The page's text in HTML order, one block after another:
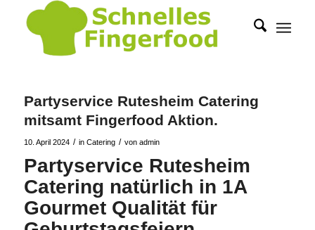
Partyservice Rutesheim Catering
mitsamt Fingerfood Aktion.
10. April 2024 / in Catering / von admin
Partyservice Rutesheim
Catering natürlich in 1A
Gourmet Qualität für